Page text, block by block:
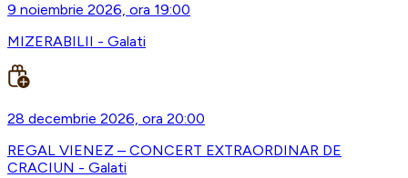
9 noiembrie 2026, ora 19:00
MIZERABILII - Galati
28 decembrie 2026, ora 20:00
REGAL VIENEZ – CONCERT EXTRAORDINAR DE
CRACIUN - Galati